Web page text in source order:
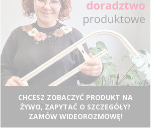
CHCESZ ZOBACZYĆ PRODUKT NA
ŻYWO, ZAPYTAĆ O SZCZEGÓŁY?
ZAMÓW WIDEOROZMOWĘ!